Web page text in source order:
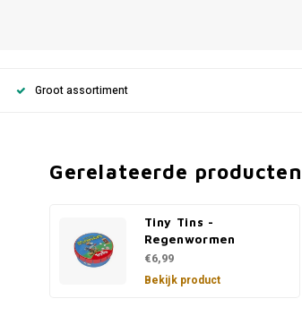
Groot assortiment
Gerelateerde producten
Tiny Tins -
Regenwormen
€6,99
Bekijk product